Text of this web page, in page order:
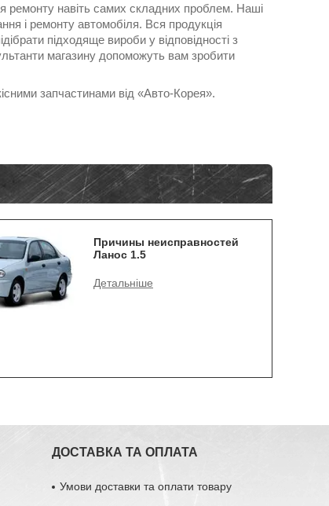
ремонту навіть самих складних проблем. Наші
і ремонту автомобіля. Вся продукція
підходяще вироби у відповідності з
магазину допоможуть вам зробити
запчастинами від «Авто-Корея».
Причины неисправностей
Ланос 1.5
ДОСТАВКА ТА ОПЛАТА
Умови доставки та оплати товару